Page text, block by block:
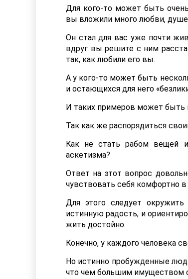
Для кого-то может быть
вы вложили много любви,
Он стал для вас уже почти
вдруг вы решите с ним
так, как любили его вы.
А у кого-то может быть
и остающихся для него
И таких примеров может быть
Так как же распорядиться
Как не стать рабом вещей и
аскетизма?
Ответ на этот вопрос
чувствовать себя комфортно
Для этого следует
истинную радость, и
жить достойно.
Конечно, у каждого человека
Но истинно пробужденные
что чем большим имуществом